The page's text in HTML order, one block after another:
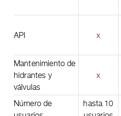
API x
Mantenimiento de
hidrantes y
válvulas
x
Número de
hasta 10